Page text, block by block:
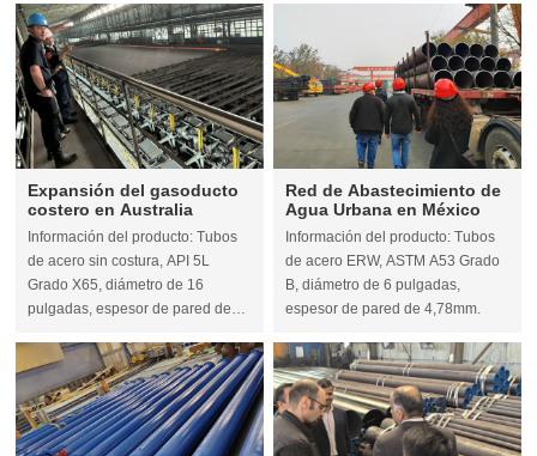
tuberías
Expansión del gasoducto
costero en Australia
Información del producto: Tubos
de acero sin costura, API 5L
Grado X65, diámetro de 16
pulgadas, espesor de pared de
Red de Abastecimiento de
Agua Urbana en México
Información del producto: Tubos
de acero ERW, ASTM A53 Grado
B, diámetro de 6 pulgadas,
espesor de pared de 4,78mm.